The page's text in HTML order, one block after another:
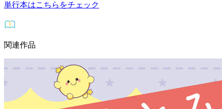
単行本はこちらをチェック
関連作品